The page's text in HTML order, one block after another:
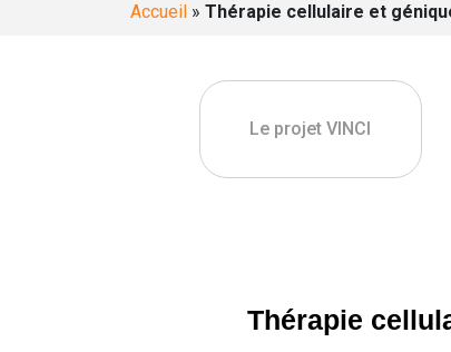
Accueil » Thérapie cellulaire et
Le projet VINCI
Thérapie